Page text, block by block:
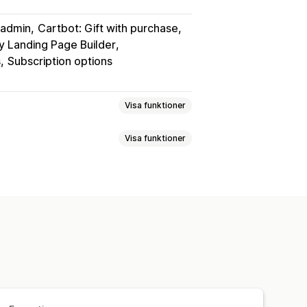
Cartbot: Gift with purchase
Landing Page Builder
Subscription options
Visa funktioner
Visa funktioner